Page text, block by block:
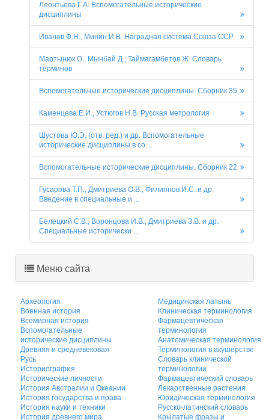
Леонтьева Г.А. Вспомогательные исторические
дисциплины
Иванов Ф.Н., Минин И.В. Наградная система Союза ССР
Мартынюк О., Мынбай Д., Таймагамбетов Ж. Словарь
терминов
Вспомогательные исторические дисциплины. Сборник 35
Каменцева Е.И., Устюгов Н.В. Русская метрология
Шустова Ю.Э. (отв. pед.) и др. Вспомогательные
исторические дисциплины в со ...
Вспомогательные исторические дисциплины. Сборник 22
Гусарова Т.П., Дмитриева О.В., Филиппов И.С. и др.
Введение в специальные и ...
Белецкий С.В., Воронцова И.В., Дмитриева З.В. и др.
Специальные исторически ...
Меню сайта
Археология
Военная история
Всемирная история
Вспомогательные
исторические дисциплины
Древняя и средневековая
Русь
Историография
Исторические личности
История Австралии и Океании
История государства и права
История науки и техники
История древнего мира
Медицинская латынь
Клиническая терминология
Фармацевтическая
терминология
Анатомическая терминология
Терминология в акушерстве
Словарь клинической
терминологии
Фармацевтический словарь
Лекарственные растения
Юридическая терминология
Русско-латинский словарь
Крылатые фразы и